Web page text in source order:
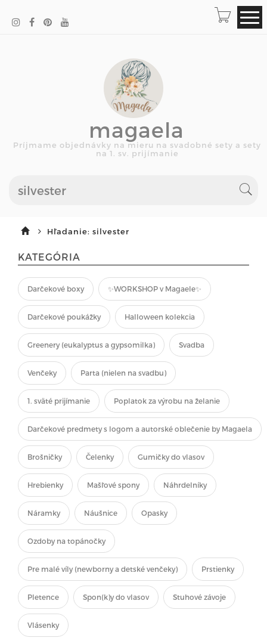
magaela
Príjmame objednávky na mieru na svadobné sety a sety
na 1. sv. prijímanie
Hľadanie: silvester
KATEGÓRIA
Darčekové boxy ✨WORKSHOP v Magaele✨
Darčekové poukážky Halloween kolekcia
Greenery (eukalyptus a gypsomilka) Svadba
Venčeky Parta (nielen na svadbu)
1. sväté prijímanie Poplatok za výrobu na želanie
Darčekové predmety s logom a autorské oblečenie by Magaela
Brošničky Čelenky Gumičky do vlasov
Hrebienky Mašľové spony Náhrdelníky
Náramky Náušnice Opasky
Ozdoby na topánočky
Pre malé víly (newborny a detské venčeky) Prstienky
Pletence Spon(k)y do vlasov Stuhové závoje
Vlásenky